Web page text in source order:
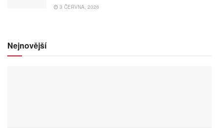
3 ČERVNA, 2026
Nejnovější